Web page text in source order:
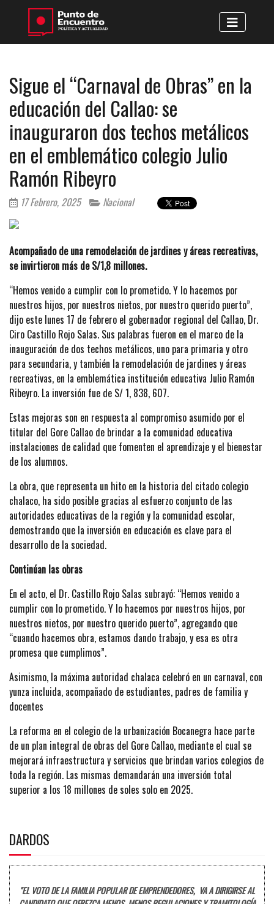
Sigue el “Carnaval de Obras” en la
educación del Callao: se
inauguraron dos techos metálicos
en el emblemático colegio Julio
Ramón Ribeyro
17 Febrero, 2025 Nacional
Acompañado de una remodelación de jardines y áreas recreativas,
se invirtieron más de S/1,8 millones.
“Hemos venido a cumplir con lo prometido. Y lo hacemos por
nuestros hijos, por nuestros nietos, por nuestro querido puerto”,
dijo este lunes 17 de febrero el gobernador regional del Callao, Dr.
Ciro Castillo Rojo Salas. Sus palabras fueron en el marco de la
inauguración de dos techos metálicos, uno para primaria y otro
para secundaria, y también la remodelación de jardines y áreas
recreativas, en la emblemática institución educativa Julio Ramón
Ribeyro. La inversión fue de S/ 1, 838, 607.
Estas mejoras son en respuesta al compromiso asumido por el
titular del Gore Callao de brindar a la comunidad educativa
instalaciones de calidad que fomenten el aprendizaje y el bienestar
de los alumnos.
La obra, que representa un hito en la historia del citado colegio
chalaco, ha sido posible gracias al esfuerzo conjunto de las
autoridades educativas de la región y la comunidad escolar,
demostrando que la inversión en educación es clave para el
desarrollo de la sociedad.
Continúan las obras
En el acto, el Dr. Castillo Rojo Salas subrayó: “Hemos venido a
cumplir con lo prometido. Y lo hacemos por nuestros hijos, por
nuestros nietos, por nuestro querido puerto”, agregando que
“cuando hacemos obra, estamos dando trabajo, y esa es otra
promesa que cumplimos”.
Asimismo, la máxima autoridad chalaca celebró en un carnaval, con
yunza incluida, acompañado de estudiantes, padres de familia y
docentes
La reforma en el colegio de la urbanización Bocanegra hace parte
de un plan integral de obras del Gore Callao, mediante el cual se
mejorará infraestructura y servicios que brindan varios colegios de
toda la región. Las mismas demandarán una inversión total
superior a los 18 millones de soles solo en 2025.
DARDOS
"EL VOTO DE LA FAMILIA POPULAR DE EMPRENDEDORES, VA A DIRIGIRSE AL